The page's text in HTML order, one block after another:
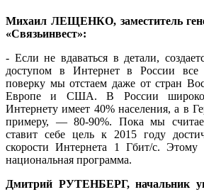
Михаил ЛЕЩЕНКО, заместитель
«Связьинвест»:
- Если не вдаваться в детали,
доступом в Интернет в России
поверку мы отстаем даже от стран
Европе и США. В России
Интернету имеет 40% населения, а в
примеру, — 80-90%. Пока мы
ставит себе цель к 2015 году
скорости Интернета 1 Гбит/с. Этому
национальная программа.
Дмитрий РУТЕНБЕРГ, начальник